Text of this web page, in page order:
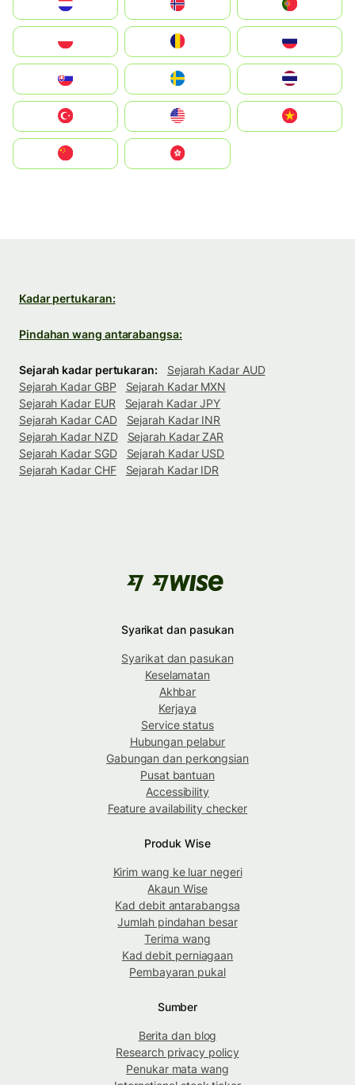
United States
中國香港特別行政區
Kadar pertukaran:
Pindahan wang antarabangsa:
Sejarah kadar pertukaran:
Sejarah Kadar AUD
Sejarah Kadar GBP
Sejarah Kadar MXN
Sejarah Kadar EUR
Sejarah Kadar JPY
Sejarah Kadar CAD
Sejarah Kadar INR
Sejarah Kadar NZD
Sejarah Kadar ZAR
Sejarah Kadar SGD
Sejarah Kadar USD
Sejarah Kadar CHF
Sejarah Kadar IDR
Syarikat dan pasukan
Syarikat dan pasukan
Keselamatan
Akhbar
Kerjaya
Service status
Hubungan pelabur
Gabungan dan perkongsian
Pusat bantuan
Accessibility
Feature availability checker
Produk Wise
Kirim wang ke luar negeri
Akaun Wise
Kad debit antarabangsa
Jumlah pindahan besar
Terima wang
Kad debit perniagaan
Pembayaran pukal
Sumber
Berita dan blog
Research privacy policy
Penukar mata wang